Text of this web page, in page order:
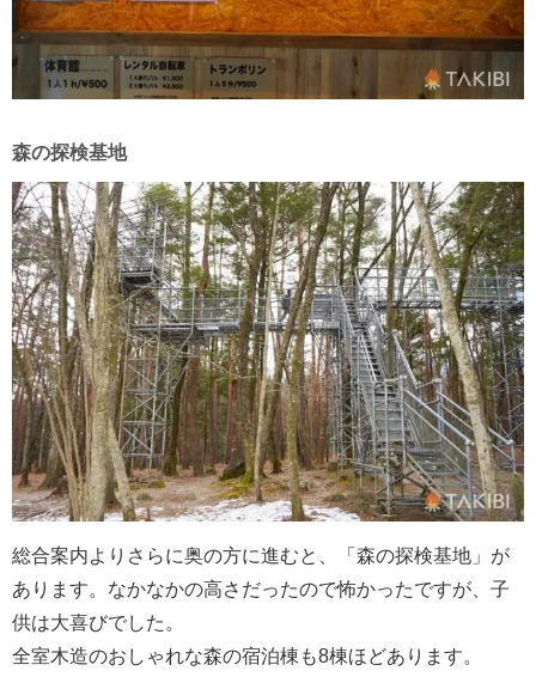
森の探検基地
総合案内よりさらに奥の方に進むと、「森の探検基地」が
あります。なかなかの高さだったので怖かったですが、子
供は大喜びでした。
全室木造のおしゃれな森の宿泊棟も8棟ほどあります。